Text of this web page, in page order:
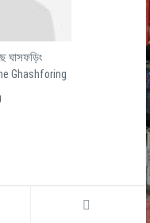
ঘাসফড়িং
Ghashforing